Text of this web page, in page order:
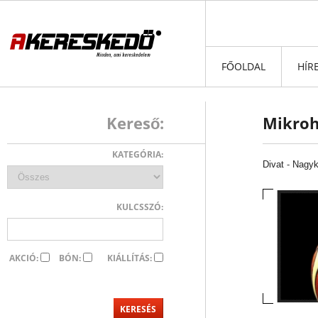
FŐOLDAL
Divat -
Kereső:
KATEGÓRIA:
KULCSSZÓ:
AKCIÓ: BÓN: KIÁLLÍTÁS: